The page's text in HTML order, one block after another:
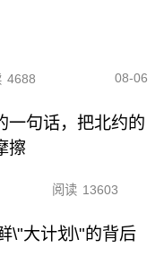
4688 08-06
一句话，把北约的
擦
阅读 13603
\"大计划\"的背后